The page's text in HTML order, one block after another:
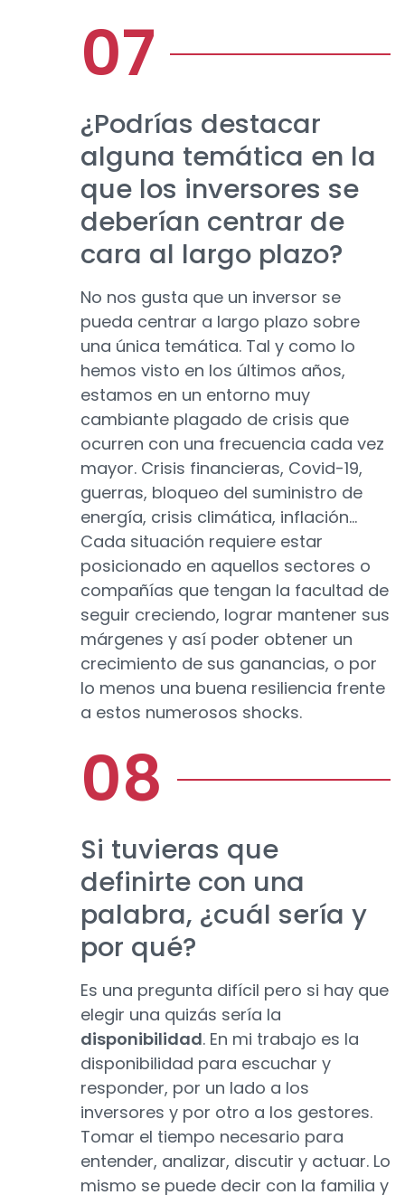
¿Podrías destacar
alguna temática en la
que los inversores se
deberían centrar de
cara al largo plazo?
No nos gusta que un inversor se
pueda centrar a largo plazo sobre
una única temática. Tal y como lo
hemos visto en los últimos años,
estamos en un entorno muy
cambiante plagado de crisis que
ocurren con una frecuencia cada vez
mayor. Crisis financieras, Covid-19,
guerras, bloqueo del suministro de
energía, crisis climática, inflación...
Cada situación requiere estar
posicionado en aquellos sectores o
compañías que tengan la facultad de
seguir creciendo, lograr mantener sus
márgenes y así poder obtener un
crecimiento de sus ganancias, o por
lo menos una buena resiliencia frente
a estos numerosos shocks.
Si tuvieras que
definirte con una
palabra, ¿cuál sería y
por qué?
Es una pregunta difícil pero si hay que
elegir una quizás sería la
disponibilidad. En mi trabajo es la
disponibilidad para escuchar y
responder, por un lado a los
inversores y por otro a los gestores.
Tomar el tiempo necesario para
entender, analizar, discutir y actuar. Lo
mismo se puede decir con la familia y